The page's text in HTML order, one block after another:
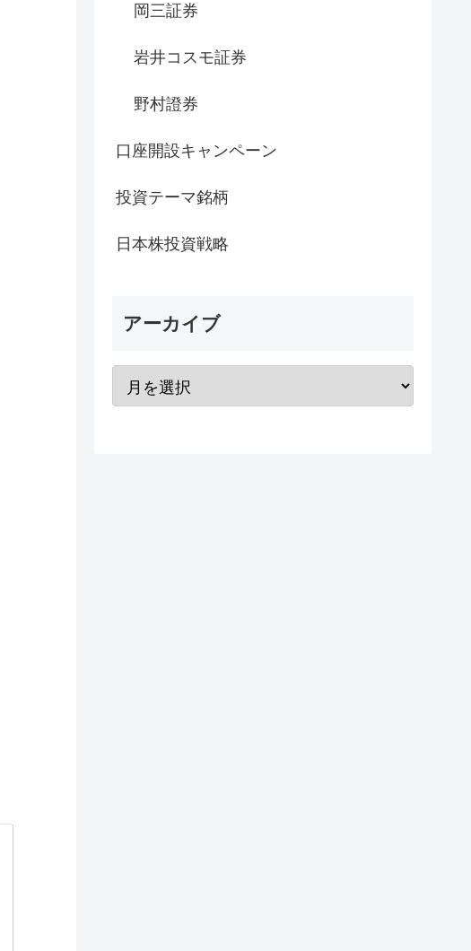
岡三証券
岩井コスモ証券
野村證券
口座開設キャンペーン
投資テーマ銘柄
日本株投資戦略
アーカイブ